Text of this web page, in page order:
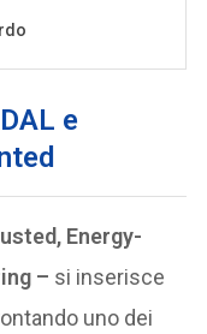
e
Energy-
– si inserisce
uno dei